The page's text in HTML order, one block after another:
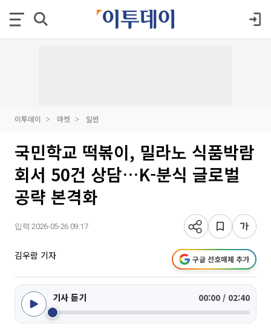
이투데이 마켓 일반
국민학교 떡볶이, 밀라노 식품박람
회서 50건 상담…K-분식 글로벌
공략 본격화
입력 2026-05-26 09:17
김우람 기자 구글 선호매체 추가
기사 듣기 00:00 / 02:40